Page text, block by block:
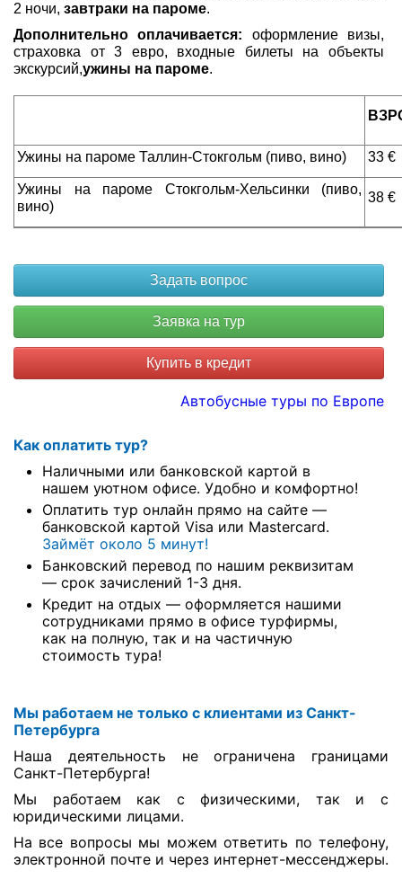
2 ночи, завтраки на пароме.
Дополнительно оплачивается: оформление визы,
страховка от 3 евро, входные билеты на объекты
экскурсий,ужины на пароме.
Ужины на пароме Таллин-Стокгольм (пиво, вино) 33 €
Ужины на пароме Стокгольм-Хельсинки (пиво,
вино)
38 €
Купить в кредит
Автобусные туры по Европе
Как оплатить тур?
Наличными или банковской картой в
нашем уютном офисе. Удобно и комфортно!
Оплатить тур онлайн прямо на сайте —
банковской картой Visa или Mastercard.
Займёт около 5 минут!
Банковский перевод по нашим реквизитам
— срок зачислений 1-3 дня.
Кредит на отдых — оформляется нашими
сотрудниками прямо в офисе турфирмы,
как на полную, так и на частичную
стоимость тура!
Мы работаем не только с клиентами из Санкт-
Петербурга
Наша деятельность не ограничена границами
Санкт-Петербурга!
Мы работаем как с физическими, так и с
юридическими лицами.
На все вопросы мы можем ответить по телефону,
электронной почте и через интернет-мессенджеры.